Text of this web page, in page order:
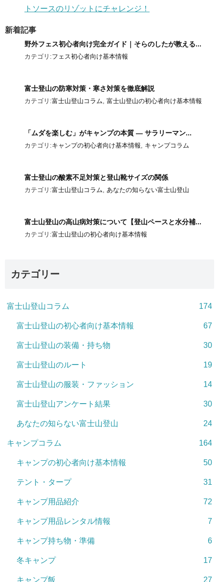
トソースのリゾットにチャレンジ！
新着記事
野外フェス初心者向け完全ガイド｜そらのしたが教える...
カテゴリ:フェス初心者向け基本情報
富士登山の防寒対策・寒さ対策を徹底解説
カテゴリ:富士山登山コラム, 富士山登山の初心者向け基本情報
「ムダを楽しむ」がキャンプの本質 ― サラリーマン...
カテゴリ:キャンプの初心者向け基本情報, キャンプコラム
富士登山の酸素不足対策と登山靴サイズの関係
カテゴリ:富士山登山コラム, あなたの知らない富士山登山
富士山登山の高山病対策について【登山ペースと水分補...
カテゴリ:富士山登山の初心者向け基本情報
カテゴリー
富士山登山コラム 174
富士山登山の初心者向け基本情報 67
富士山登山の装備・持ち物 30
富士山登山のルート 19
富士山登山の服装・ファッション 14
富士山登山アンケート結果 30
あなたの知らない富士山登山 24
キャンプコラム 164
キャンプの初心者向け基本情報 50
テント・タープ 31
キャンプ用品紹介 72
キャンプ用品レンタル情報 7
キャンプ持ち物・準備 6
冬キャンプ 17
キャンプ飯 27